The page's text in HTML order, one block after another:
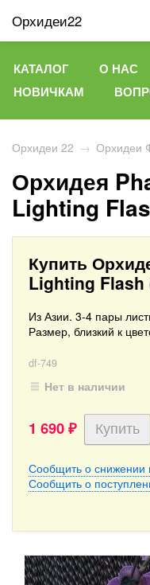
Орхидеи22
КАТАЛОГ О НАС
НОВИЧКАМ
Орхидеи 22 → Орхидеи
Орхидея
Lighting
Купить
Lighting
Из Азии. 3-4 пары
Размер, близкий к
df-749
Нет в наличии
1 690 ₽
Сообщить о снижении
Сообщить о